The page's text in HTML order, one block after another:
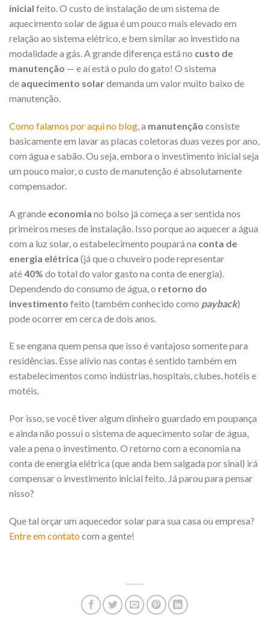
inicial feito. O custo de instalação de um sistema de
aquecimento solar de água é um pouco mais elevado em
relação ao sistema elétrico, e bem similar ao investido na
modalidade a gás. A grande diferença está no custo de
manutenção — e aí está o pulo do gato! O sistema
de aquecimento solardemanda um valor muito baixo de
manutenção.
Como falamos por aqui no blog, a manutenção consiste
basicamente em lavar as placas coletoras duas vezes por ano,
com água e sabão. Ou seja, embora o investimento inicial seja
um pouco maior, o custo de manutenção é absolutamente
compensador.
A grande economia no bolso já começa a ser sentida nos
primeiros meses de instalação. Isso porque ao aquecer a água
com a luz solar, o estabelecimento poupará na conta de
energia elétrica (já que o chuveiro pode representar
até40% do total do valor gasto na conta de energia).
Dependendo do consumo de água, o retorno do
investimento feito (também conhecido como payback)
pode ocorrer em cerca de dois anos.
E se engana quem pensa que isso é vantajoso somente para
residências. Esse alívio nas contas é sentido também em
estabelecimentos como indústrias, hospitais, clubes, hotéis e
motéis.
Por isso, se você tiver algum dinheiro guardado em poupança
e ainda não possui o sistema de aquecimento solar de água,
vale a pena o investimento. O retorno com a economia na
conta de energia elétrica (que anda bem salgada por sinal) irá
compensar o investimento inicial feito. Já parou para pensar
nisso?
Que tal orçar um aquecedor solar para sua casa ou empresa?
Entre em contatocom a gente!